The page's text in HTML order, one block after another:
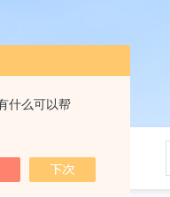
什么可以帮